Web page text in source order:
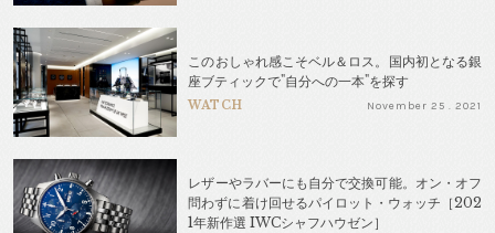
このおしゃれ感こそベル＆ロス。国内初となる銀
座ブティックで"自分への一本"を探す
WATCH November 25 . 2021
レザーやラバーにも自分で交換可能。オン・オフ
問わずに着け回せるパイロット・ウォッチ［202
1年新作選 IWCシャフハウゼン］